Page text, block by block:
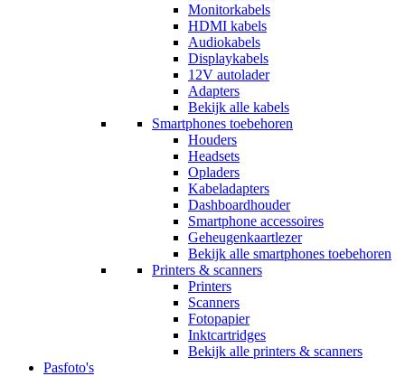
Monitorkabels
HDMI kabels
Audiokabels
Displaykabels
12V autolader
Adapters
Bekijk alle kabels
Smartphones toebehoren
Houders
Headsets
Opladers
Kabeladapters
Dashboardhouder
Smartphone accessoires
Geheugenkaartlezer
Bekijk alle smartphones toebehoren
Printers & scanners
Printers
Scanners
Fotopapier
Inktcartridges
Bekijk alle printers & scanners
Pasfoto's